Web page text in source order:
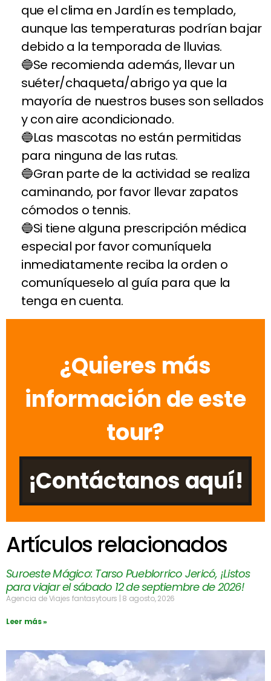
que el clima en Jardín es templado,
aunque las temperaturas podrían bajar
debido a la temporada de lluvias.
Se recomienda además, llevar un
suéter/chaqueta/abrigo ya que la
mayoría de nuestros buses son sellados
y con aire acondicionado.
Las mascotas no están permitidas
para ninguna de las rutas.
Gran parte de la actividad se realiza
caminando, por favor llevar zapatos
cómodos o tennis.
Si tiene alguna prescripción médica
especial por favor comuníquela
inmediatamente reciba la orden o
comuníqueselo al guía para que la
tenga en cuenta.
¿Quieres más
información de este
tour?
¡Contáctanos aquí!
Artículos relacionados
Suroeste Mágico: Tarso Pueblorrico Jericó, ¡Listos
para viajar el sábado 12 de septiembre de 2026!
Agencia de Viajes fantasytours 8 agosto, 2026
Leer más »